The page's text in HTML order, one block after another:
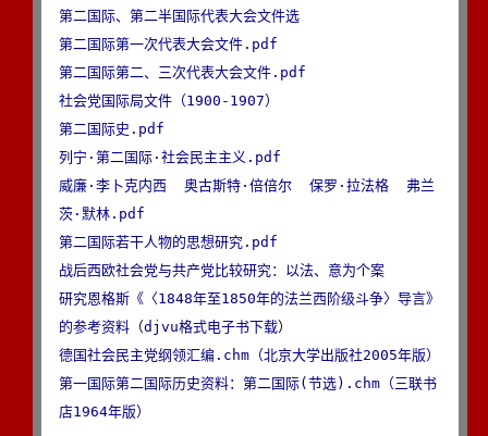
第二国际、第二半国际代表大会文件选
第二国际第一次代表大会文件.pdf
第二国际第二、三次代表大会文件.pdf
社会党国际局文件（1900-1907）
第二国际史.pdf
列宁·第二国际·社会民主主义.pdf
威廉·李卜克内西  奥古斯特·倍倍尔  保罗·拉法格  弗兰
茨·默林.pdf
第二国际若干人物的思想研究.pdf
战后西欧社会党与共产党比较研究：以法、意为个案
研究恩格斯《〈1848年至1850年的法兰西阶级斗争〉导言》
的参考资料（djvu格式电子书下载
德国社会民主党纲领汇编.chm（北京大学出版社2005年版）
第一国际第二国际历史资料：第二国际(节选).chm（三联书
店1964年版）